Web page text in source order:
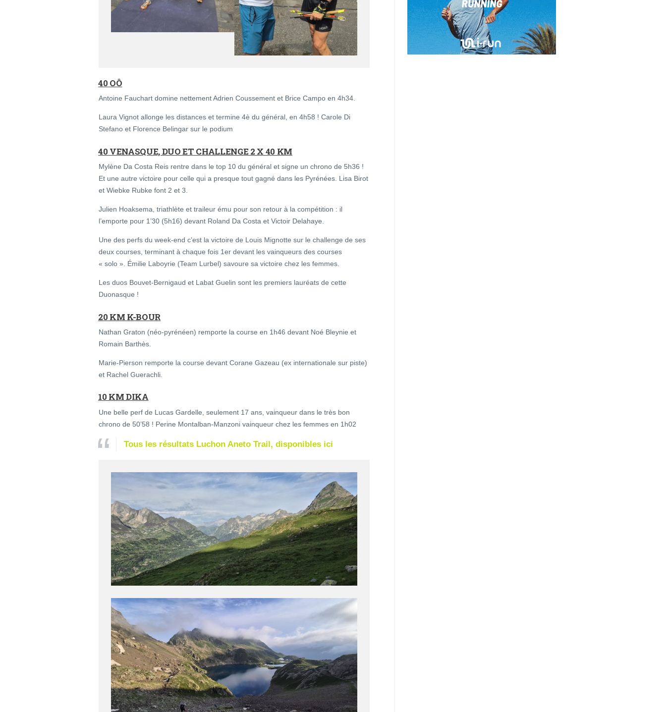
40 OÔ
Antoine Fauchart domine nettement Adrien Coussement et Brice Campo en 4h34.
Laura Vignot allonge les distances et termine 4è du général, en 4h58 ! Carole Di
Stefano et Florence Belingar sur le podium
40 VENASQUE, DUO ET CHALLENGE 2 X 40 KM
Mylène Da Costa Reis rentre dans le top 10 du général et signe un chrono de 5h36 !
Et une autre victoire pour celle qui a presque tout gagné dans les Pyrénées. Lisa Birot
et Wiebke Rubke font 2 et 3.
Julien Hoaksema, triathlète et traileur ému pour son retour à la compétition : il
l’emporte pour 1’30 (5h16) devant Roland Da Costa et Victoir Delahaye.
Une des perfs du week-end c’est la victoire de Louis Mignotte sur le challenge de ses
deux courses, terminant à chaque fois 1er devant les vainqueurs des courses
« solo ». Émilie Laboyrie (Team Lurbel) savoure sa victoire chez les femmes.
Les duos Bouvet-Bernigaud et Labat Guelin sont les premiers lauréats de cette
Duonasque !
20 KM K-BOUR
Nathan Graton (néo-pyrénéen) remporte la course en 1h46 devant Noé Bleynie et
Romain Barthès.
Marie-Pierson remporte la course devant Corane Gazeau (ex internationale sur piste)
et Rachel Guerachli.
10 KM DIKA
Une belle perf de Lucas Gardelle, seulement 17 ans, vainqueur dans le très bon
chrono de 50’58 ! Perine Montalban-Manzoni vainqueur chez les femmes en 1h02
Tous les résultats Luchon Aneto Trail, disponibles ici